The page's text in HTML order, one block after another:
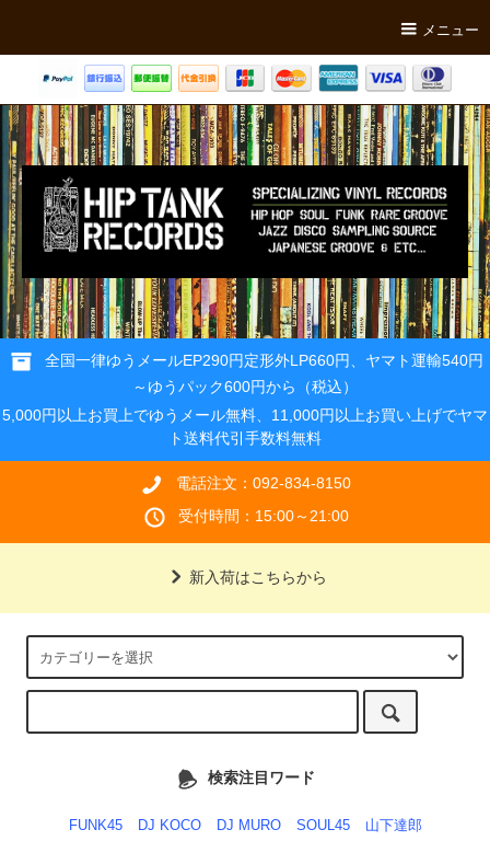
メニュー
全国一律ゆうメールEP290円定形外LP660円、ヤマト運輸540円
～ゆうパック600円から（税込）
5,000円以上お買上でゆうメール無料、11,000円以上お買い上げでヤマ
ト送料代引手数料無料
電話注文：092-834-8150
受付時間：15:00～21:00
新入荷はこちらから
検索注目ワード
FUNK45 DJ KOCO DJ MURO SOUL45
山下達郎